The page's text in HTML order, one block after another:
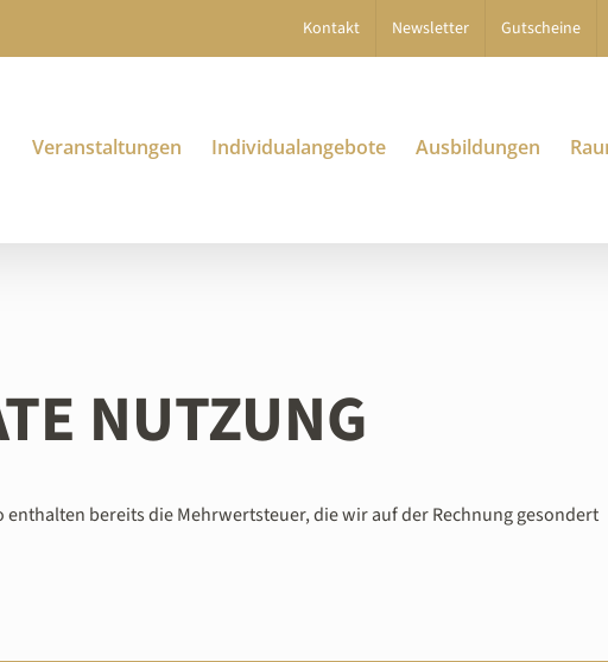
Kontakt Newsletter Gutscheine
Veranstaltungen Individualangebote Ausbildungen
NUTZUNG
bereits die Mehrwertsteuer, die wir auf der Rechnung gesondert